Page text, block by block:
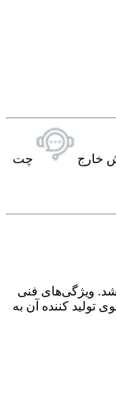
خارج چت
ویژگی‌های فنی
تولید کننده آن به